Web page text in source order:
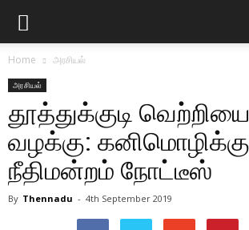
Home அரசியல்
அரசியல்
தூத்துக்குடி
வழக்கு:
நீதிமன்றம் நோட்டீஸ்
By Thennadu - 4th September 2019